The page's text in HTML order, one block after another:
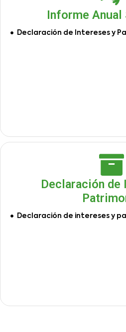
Informe Anual
Declaración de Intereses y
Declaración de
Declaración de intereses y